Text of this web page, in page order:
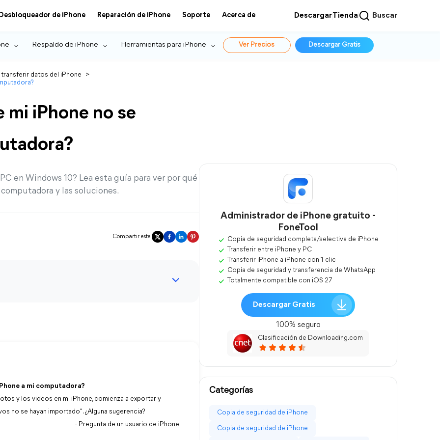
de iPhone Reparación de iPhone Soporte Acerca de DescargarTienda Buscar
Respaldo de iPhone Herramientas para iPhone Ver Precios Descargar Gratis
datos del iPhone
>
mi iPhone no se
en Windows 10? Lea esta guía para ver por qué
y las soluciones.
Compartir este:
a mi computadora?
y los videos en mi iPhone, comienza a exportar y
no se hayan importado". ¿Alguna sugerencia?
- Pregunta de un usuario de iPhone
Administrador de iPhone gratuito -
FoneTool
Copia de seguridad completa/selectiva de iPhone
Transferir entre iPhone y PC
Transferir iPhone a iPhone con 1 clic
Copia de seguridad y transferencia de WhatsApp
Totalmente compatible con iOS 27
Descargar Gratis
100% seguro
Clasificación de Downloading.com
Categorías
Copia de seguridad de iPhone
Copia de seguridad de iPhone